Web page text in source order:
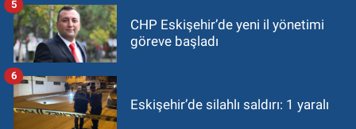
CHP Eskişehir’de yeni il yönetimi
göreve başladı
5
Eskişehir’de silahlı saldırı: 1 yaralı
6